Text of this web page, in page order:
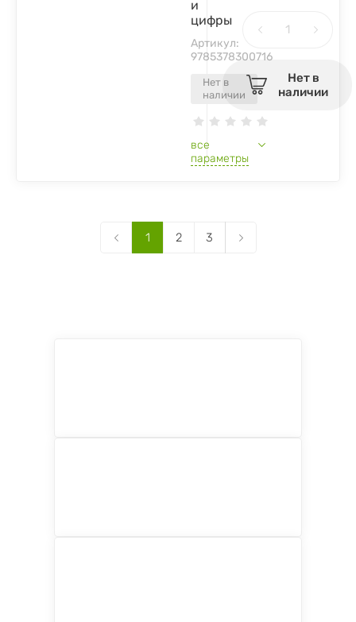
Нет в
наличии
и
цифры
Артикул:
9785378300716
все
параметры
Нет в
наличии
1 2 3